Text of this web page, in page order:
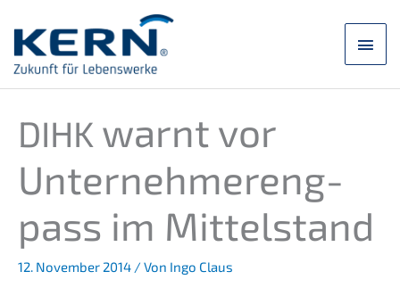
Inhalt
springen
DIHK warnt vor
Unter­neh­mer­eng­
pass im Mittelstand
12. November 2014 / Von Ingo Claus